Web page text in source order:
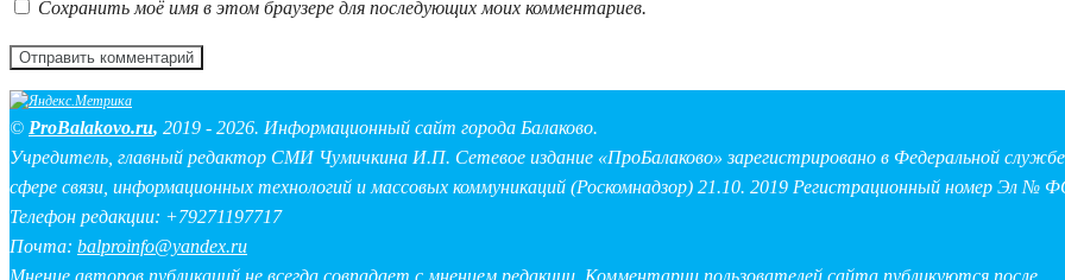
Сохранить моё имя в этом браузере для последующих моих комментариев.
© ProBalakovo.ru, 2019 - 2026. Информационный сайт города Балаково.
Учредитель, главный редактор СМИ Чумичкина И.П. Сетевое издание «ПроБалаково» зарегистрировано в Федеральной службе
сфере связи, информационных технологий и массовых коммуникаций (Роскомнадзор) 21.10. 2019 Регистрационный номер Эл №
Телефон редакции: +79271197717
Почта: balproinfo@yandex.ru
Мнение авторов публикаций не всегда совпадает с мнением редакции. Комментарии пользователей сайта публикуются после